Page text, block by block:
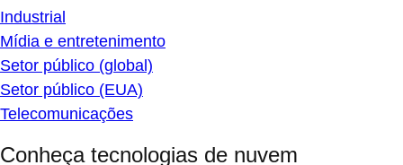
Industrial
Mídia e entretenimento
Setor público (global)
Setor público (EUA)
Telecomunicações
Conheça tecnologias de nuvem